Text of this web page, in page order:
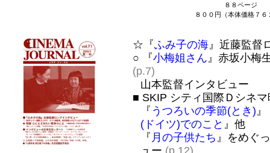
８８ページ
８００円（本体価格７６
☆『ふみ子の海 』近藤監督
○ 『小梅姐さん 』赤坂小梅
(p.7)
山本監督インタビュー
■ SKIP シティ国際Ｄシネ
『 うつろいの季節(とき)
(ドイツ)でのこと 』他
『 月の子供たち 』をめぐ
ュー (p.12)